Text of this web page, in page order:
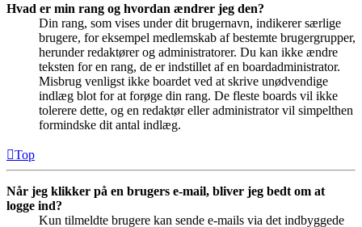
Hvad er min rang og hvordan ændrer jeg den?
Din rang, som vises under dit brugernavn, indikerer særlige
brugere, for eksempel medlemskab af bestemte brugergrupper,
herunder redaktører og administratorer. Du kan ikke ændre
teksten for en rang, de er indstillet af en boardadministrator.
Misbrug venligst ikke boardet ved at skrive unødvendige
indlæg blot for at forøge din rang. De fleste boards vil ikke
tolerere dette, og en redaktør eller administrator vil simpelthen
formindske dit antal indlæg.
Top
Når jeg klikker på en brugers e-mail, bliver jeg bedt om at
logge ind?
Kun tilmeldte brugere kan sende e-mails via det indbyggede